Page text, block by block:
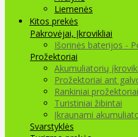
Liemenės
Kitos prekės
Pakrovėjai, Įkrovikliai
Išorinės baterijos -
Prožektoriai
Akumuliatorių
Prožektoriai ant
Rankiniai prožektoriai
Turistiniai žibintai
Įkraunami
Svarstyklės